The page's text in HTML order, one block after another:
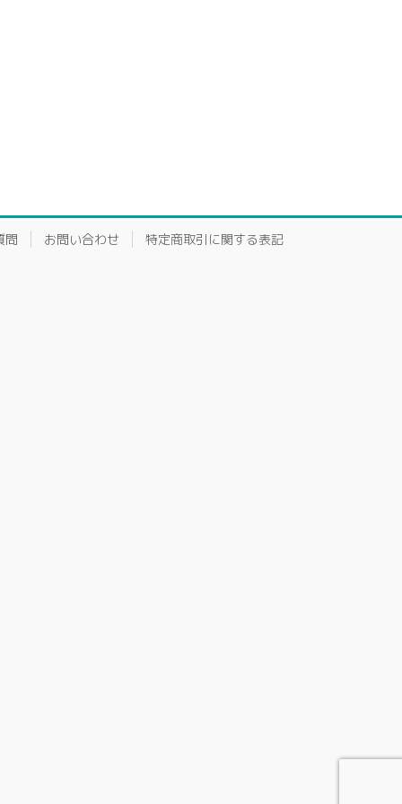
問 お問い合わせ
特定商取引に関する表記